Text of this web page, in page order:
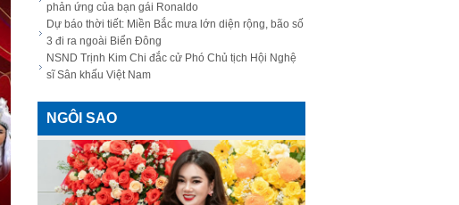
phản ứng của bạn gái Ronaldo
Dự báo thời tiết: Miền Bắc mưa lớn diện rộng, bão số
3 đi ra ngoài Biển Đông
NSND Trịnh Kim Chi đắc cử Phó Chủ tịch Hội Nghệ
sĩ Sân khấu Việt Nam
NGÔI SAO